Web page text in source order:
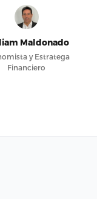
Maldonado
y Estratega
Financiero